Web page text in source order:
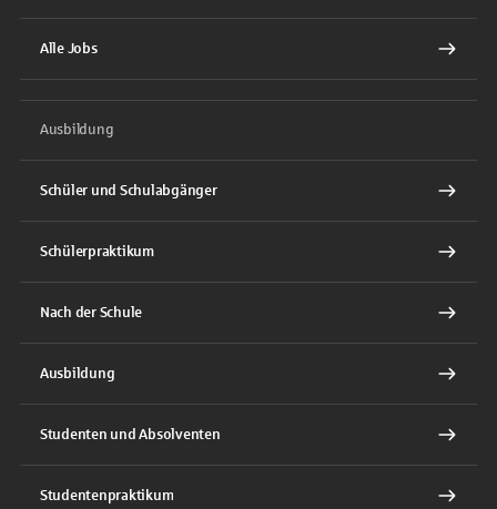
Alle Jobs
Ausbildung
Schüler und Schulabgänger
Schülerpraktikum
Nach der Schule
Ausbildung
Studenten und Absolventen
Studentenpraktikum